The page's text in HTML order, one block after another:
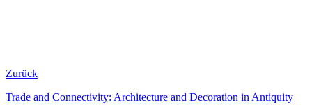
Zurück
Trade and Connectivity: Architecture and Decoration in Antiquity